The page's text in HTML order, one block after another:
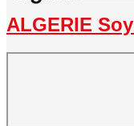
ALGERIE